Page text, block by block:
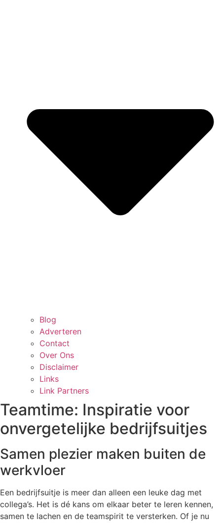
Blog
Adverteren
Contact
Over Ons
Disclaimer
Links
Link Partners
Teamtime: Inspiratie voor
onvergetelijke bedrijfsuitjes
Samen plezier maken buiten de
werkvloer
Een bedrijfsuitje is meer dan alleen een leuke dag met
collega’s. Het is dé kans om elkaar beter te leren kennen,
samen te lachen en de teamspirit te versterken. Of je nu